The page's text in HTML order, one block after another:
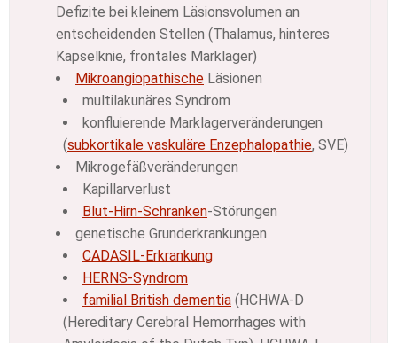
Defizite bei kleinem Läsionsvolumen an
entscheidenden Stellen (Thalamus, hinteres
Kapselknie, frontales Marklager)
Mikroangiopathische Läsionen
multilakunäres Syndrom
konfluierende Marklagerveränderungen
(subkortikale vaskuläre Enzephalopathie, SVE)
Mikrogefäßveränderungen
Kapillarverlust
Blut-Hirn-Schranken-Störungen
genetische Grunderkrankungen
CADASIL-Erkrankung
HERNS-Syndrom
familial British dementia (HCHWA-D
(Hereditary Cerebral Hemorrhages with